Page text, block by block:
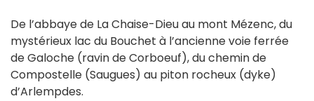
De l’abbaye de La Chaise-Dieu au mont Mézenc, du
mystérieux lac du Bouchet à l’ancienne voie ferrée
de Galoche (ravin de Corboeuf), du chemin de
Compostelle (Saugues) au piton rocheux (dyke)
d’Arlempdes.